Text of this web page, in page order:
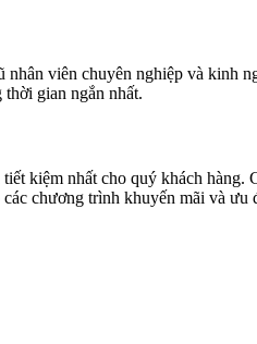
viên chuyên nghiệp và kinh
gian ngắn nhất.
kiệm nhất cho quý khách hàng.
chương trình khuyến mãi và ưu